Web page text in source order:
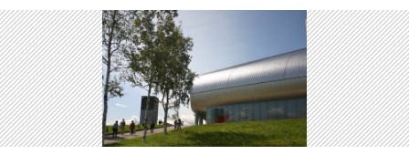
キ
ッ
プ